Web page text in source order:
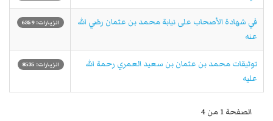
في شهادة الأصحاب على نيابة محمد بن عثمان رضي الله
عنه
الزيارات: 6359
توثيقات محمد بن عثمان بن سعيد العمري رحمة الله
عليه
الزيارات: 8535
الصفحة 1 من 4